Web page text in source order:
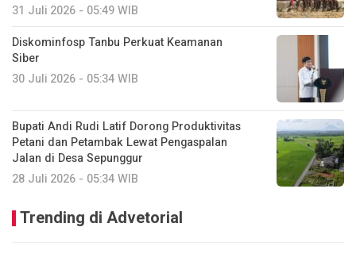
31 Juli 2026 - 05:49 WIB
Diskominfosp Tanbu Perkuat Keamanan
Siber
30 Juli 2026 - 05:34 WIB
Bupati Andi Rudi Latif Dorong Produktivitas
Petani dan Petambak Lewat Pengaspalan
Jalan di Desa Sepunggur
28 Juli 2026 - 05:34 WIB
Trending di Advetorial